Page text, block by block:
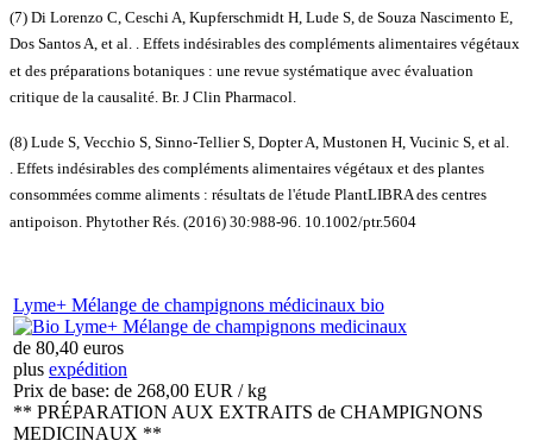
(7) Di Lorenzo C, Ceschi A, Kupferschmidt H, Lude S, de Souza Nascimento E,
Dos Santos A, et al. . Effets indésirables des compléments alimentaires végétaux
et des préparations botaniques : une revue systématique avec évaluation
critique de la causalité Br. J Clin Pharmacol.
(8) Lude S, Vecchio S, Sinno-Tellier S, Dopter A, Mustonen H, Vucinic S, et al.
. Effets indésirables des compléments alimentaires végétaux et des plantes
consommées comme aliments : résultats de l'étude PlantLIBRA des centres
antipoison Phytother Rés. (2016) 30:988-96. 10.1002/ptr.5604
Lyme+ Mélange de champignons médicinaux bio
de 80,40 euros
plus expédition
Prix de base: de 268,00 EUR / kg
** PRÉPARATION AUX EXTRAITS de CHAMPIGNONS
MEDICINAUX **